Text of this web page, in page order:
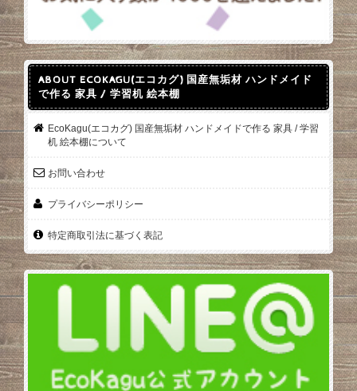
ABOUT ECOKAGU(エコカグ) 国産無垢材 ハンドメイド
で作る 家具 / 学習机 絵本棚
EcoKagu(エコカグ) 国産無垢材 ハンドメイドで作る 家具 / 学習
机 絵本棚について
お問い合わせ
プライバシーポリシー
特定商取引法に基づく表記